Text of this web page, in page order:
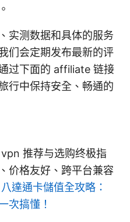
实测数据和具体的服务
们会定期发布最新的评
过下面的 affiliate 链接
行中保持安全、畅通的
推荐与选购终极指
价格友好、跨平台兼容
八達通卡儲值全攻略：
次搞懂！